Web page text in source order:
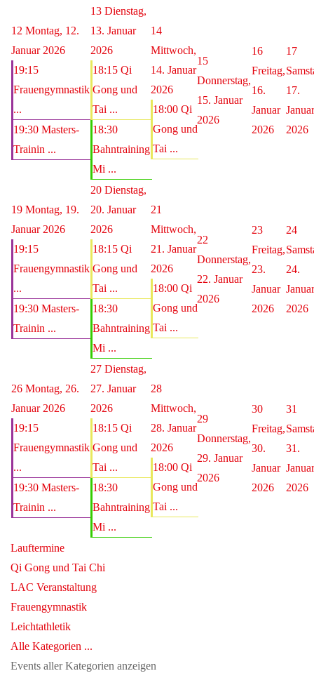
12 Montag, 12.
Januar 2026
19:15
Frauengymnastik
...
19:30 Masters-
Trainin ...
13 Dienstag,
13. Januar
2026
18:15 Qi
Gong und
Tai ...
18:30
Bahntraining
Mi ...
14
Mittwoch,
14. Januar
2026
18:00 Qi
Gong und
Tai ...
15
Donnerstag,
15. Januar
2026
16
Freitag,
16.
Januar
2026
17
17.
Januar
2026
19 Montag, 19.
Januar 2026
19:15
Frauengymnastik
...
19:30 Masters-
Trainin ...
20 Dienstag,
20. Januar
2026
18:15 Qi
Gong und
Tai ...
18:30
Bahntraining
Mi ...
21
Mittwoch,
21. Januar
2026
18:00 Qi
Gong und
Tai ...
22
Donnerstag,
22. Januar
2026
23
Freitag,
23.
Januar
2026
24
24.
Januar
2026
26 Montag, 26.
Januar 2026
19:15
Frauengymnastik
...
19:30 Masters-
Trainin ...
27 Dienstag,
27. Januar
2026
18:15 Qi
Gong und
Tai ...
18:30
Bahntraining
Mi ...
28
Mittwoch,
28. Januar
2026
18:00 Qi
Gong und
Tai ...
29
Donnerstag,
29. Januar
2026
30
Freitag,
30.
Januar
2026
31
31.
Januar
2026
Lauftermine
Qi Gong und Tai Chi
LAC Veranstaltung
Frauengymnastik
Leichtathletik
Alle Kategorien ...
Events aller Kategorien anzeigen